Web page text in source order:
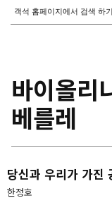
바이올리
베를레
당신과 우리가 가진
한정호